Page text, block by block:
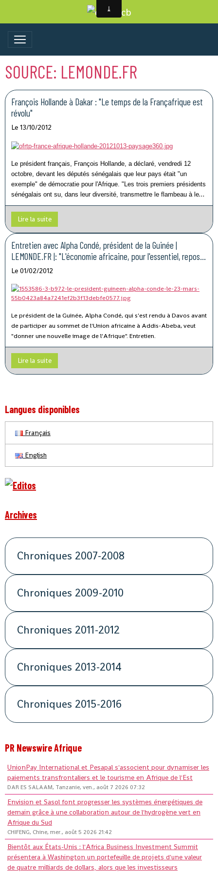
SOURCE: LEMONDE.FR
François Hollande à Dakar : "Le temps de la Françafrique est
révolu"
Le 13/10/2012
Le président français, François Hollande, a déclaré, vendredi 12
octobre, devant les députés sénégalais que leur pays était "un
exemple" de démocratie pour l'Afrique. "Les trois premiers présidents
sénégalais ont su, dans leur diversité, transmettre le flambeau à leur
successeur, permettant à votre pays de réussir des alternances sans
déchirement", leur a-t-il dit, lors d'un discours prononcé à
l'Assemblée nationale.
Lire la suite
Entretien avec Alpha Condé, président de la Guinée |
LEMONDE.FR |: "L'économie africaine, pour l'essentiel, repose
sur les femmes"
Le 01/02/2012
Le président de la Guinée, Alpha Condé, qui s'est rendu à Davos avant
de participer au sommet de l'Union africaine à Addis-Abeba, veut
"donner une nouvelle image de l'Afrique". Entretien.
Lire la suite
Langues disponibles
Français
English
Archives
Chroniques 2007-2008
Chroniques 2009-2010
Chroniques 2011-2012
Chroniques 2013-2014
Chroniques 2015-2016
PR Newswire Afrique
UnionPay International et Pesapal s'associent pour dynamiser les
paiements transfrontaliers et le tourisme en Afrique de l'Est
DAR ES SALAAM, Tanzanie, ven., août 7 2026 07:32
Envision et Sasol font progresser les systèmes énergétiques de
demain grâce à une collaboration autour de l'hydrogène vert en
Afrique du Sud
CHIFENG, Chine, mer., août 5 2026 21:42
Bientôt aux États-Unis : l'Africa Business Investment Summit
présentera à Washington un portefeuille de projets d'une valeur
de quatre milliards de dollars, alors que les investisseurs